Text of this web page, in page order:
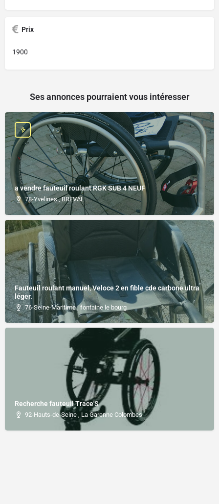
Prix
1900
Ses annonces pourraient vous intéresser
a vendre fauteuil roulant RGK SUB 4 NEUF
78-Yvelines , BREVAL
Fauteuil roulant manuel, Veloce 2 en fible cde carbone ultra
léger.
76-Seine-Maritime , fontaine le bourg
Recherche fauteuil Trace'S
92-Hauts-de-Seine , La Garenne Colombes